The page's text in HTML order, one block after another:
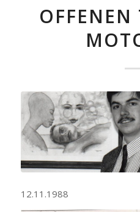
12.11.1988